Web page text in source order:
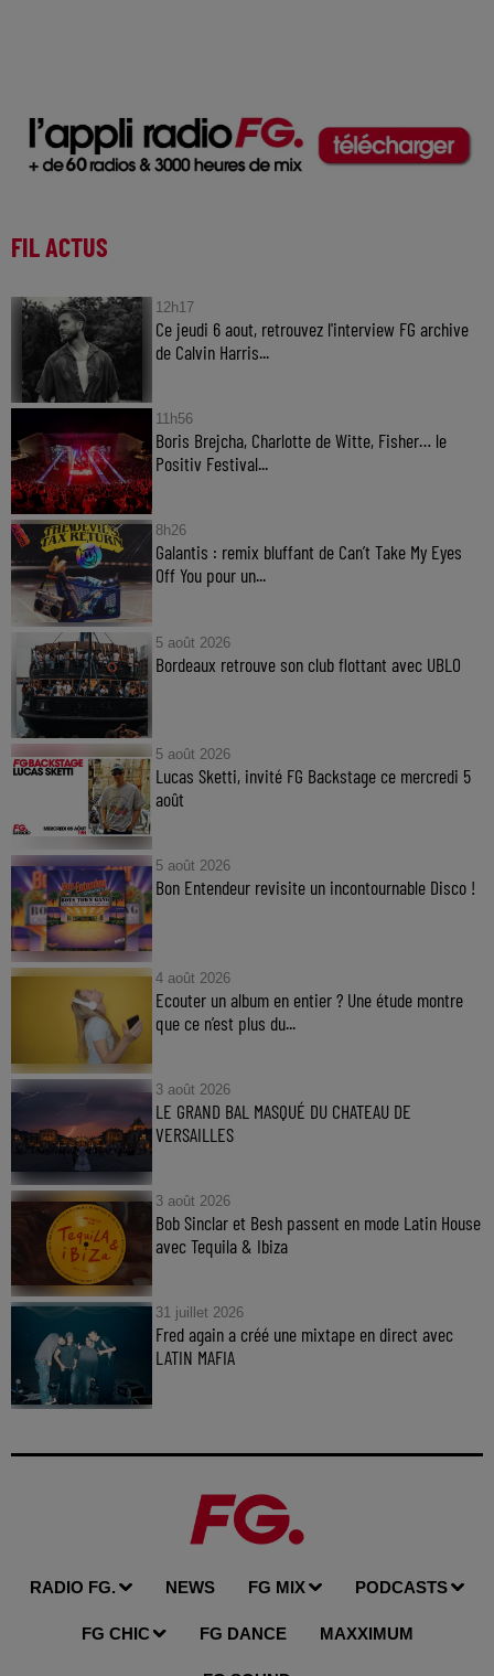
FIL ACTUS
12h17
Ce jeudi 6 aout, retrouvez l'interview FG archive
de Calvin Harris...
11h56
Boris Brejcha, Charlotte de Witte, Fisher… le
Positiv Festival...
8h26
Galantis : remix bluffant de Can’t Take My Eyes
Off You pour un...
5 août 2026
Bordeaux retrouve son club flottant avec UBLO
5 août 2026
Lucas Sketti, invité FG Backstage ce mercredi 5
août
5 août 2026
Bon Entendeur revisite un incontournable Disco !
4 août 2026
Ecouter un album en entier ? Une étude montre
que ce n’est plus du...
3 août 2026
LE GRAND BAL MASQUÉ DU CHATEAU DE
VERSAILLES
3 août 2026
Bob Sinclar et Besh passent en mode Latin House
avec Tequila & Ibiza
31 juillet 2026
Fred again a créé une mixtape en direct avec
LATIN MAFIA
RADIO FG. NEWS FG MIX PODCASTS
FG CHIC FG DANCE MAXXIMUM